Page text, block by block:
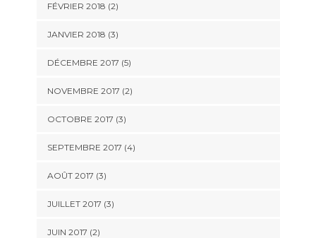
FÉVRIER 2018 (2)
JANVIER 2018 (3)
DÉCEMBRE 2017 (5)
NOVEMBRE 2017 (2)
OCTOBRE 2017 (3)
SEPTEMBRE 2017 (4)
AOÛT 2017 (3)
JUILLET 2017 (3)
JUIN 2017 (2)